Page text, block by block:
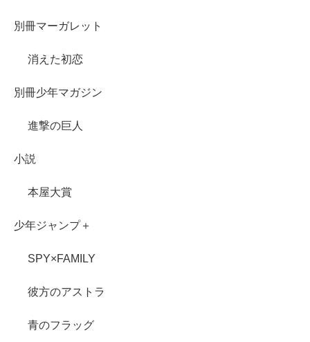
別冊マーガレット
消えた初恋
別冊少年マガジン
進撃の巨人
小説
本屋大賞
少年ジャンプ＋
SPY×FAMILY
彼方のアストラ
青のフラッグ